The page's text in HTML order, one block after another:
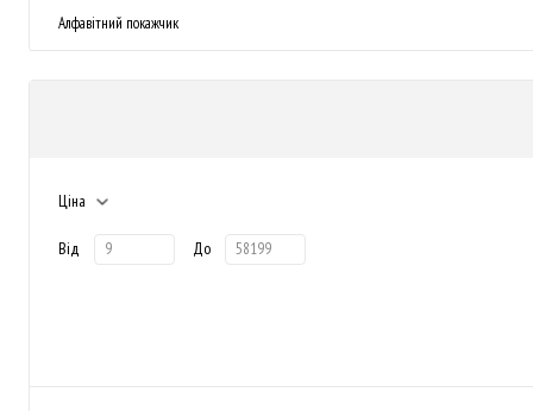
Алфавітний покажчик
Ціна
Від До